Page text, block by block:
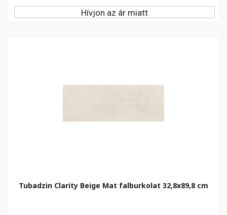
Hívjon az ár miatt
Tubadzin Clarity Beige Mat falburkolat 32,8x89,8 cm